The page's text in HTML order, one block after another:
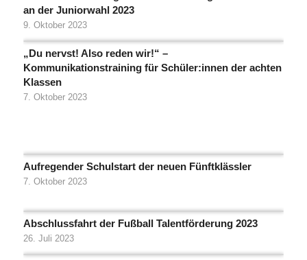
an der Juniorwahl 2023
9. Oktober 2023
„Du nervst! Also reden wir!“ –
Kommunikationstraining für Schüler:innen der achten
Klassen
7. Oktober 2023
Aufregender Schulstart der neuen Fünftklässler
7. Oktober 2023
Abschlussfahrt der Fußball Talentförderung 2023
26. Juli 2023